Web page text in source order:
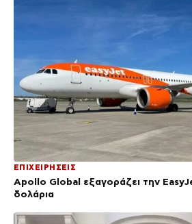
ΕΠΙΧΕΙΡΗΣΕΙΣ
Apollo Global εξαγοράζει την
δολάρια